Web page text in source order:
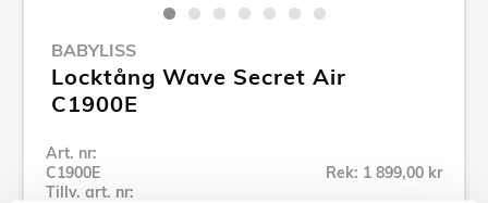
BABYLISS
Locktång Wave Secret Air
C1900E
Art. nr:
C1900E
Tillv. art. nr:
Rek: 1 899,00 kr